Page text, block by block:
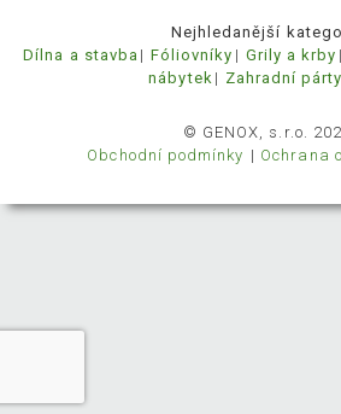
Nejhledanější
Dílna a stavba
Fóliovníky Grily a krby
nábytek
Zahradní
© GENOX, s.r.o.
Obchodní podmínky
Ochrana